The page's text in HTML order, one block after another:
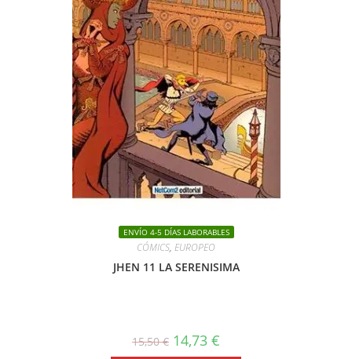
ENVÍO 4-5 DÍAS LABORABLES
CÓMICS, EUROPEO
JHEN 11 LA SERENISIMA
15,50€ El
precio
14,73 €